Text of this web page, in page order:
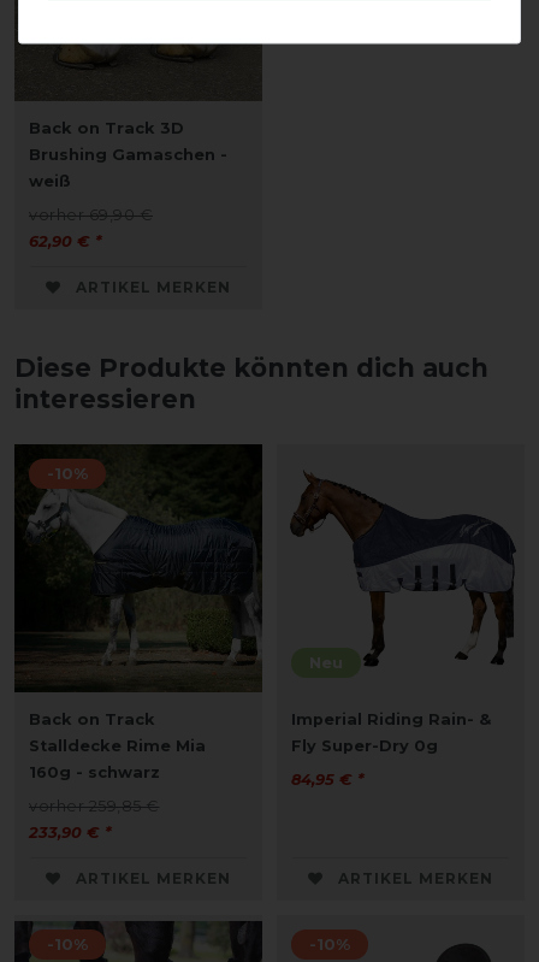
Back on Track 3D
Brushing Gamaschen -
weiß
vorher 69,90 €
62,90 € *
ARTIKEL MERKEN
Diese Produkte könnten dich auch
interessieren
-10%
Back on Track
Stalldecke Rime Mia
160g - schwarz
vorher 259,85 €
233,90 € *
ARTIKEL MERKEN
Neu
Imperial Riding Rain- &
Fly Super-Dry 0g
84,95 € *
ARTIKEL MERKEN
-10% -10%